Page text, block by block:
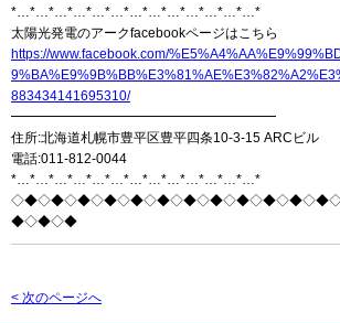
*…*…*…*…*…*…*…*…*…*…*…*…*…*
太陽光発電のアークfacebookページはこちら
https://www.facebook.com/
883434141695310/
━━━━━━━━━━━━━━━━━━━━
住所:北海道札幌市豊平区豊平四条10-3-15 ARCビル
電話:011-812-0044
*…*…*…*…*…*…*…*…*…*…*…*…*…*
◆◇◆◇◆
< 次のページへ